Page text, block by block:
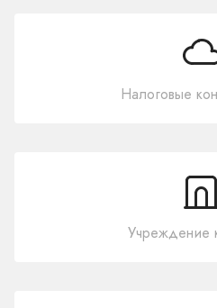
Налоговые
Учреждение